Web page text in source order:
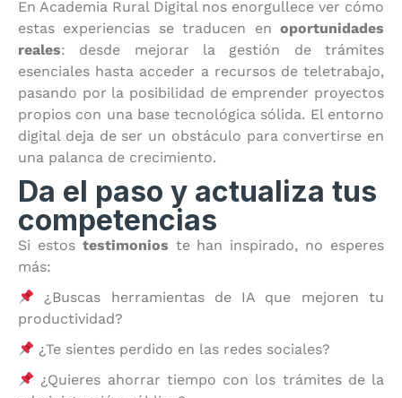
En Academia Rural Digital nos enorgullece ver cómo
estas experiencias se traducen en oportunidades
reales: desde mejorar la gestión de trámites
esenciales hasta acceder a recursos de teletrabajo,
pasando por la posibilidad de emprender proyectos
propios con una base tecnológica sólida. El entorno
digital deja de ser un obstáculo para convertirse en
una palanca de crecimiento.
Da el paso y actualiza tus
competencias
Si estos testimonios te han inspirado, no esperes
más:
¿Buscas herramientas de IA que mejoren tu
productividad?
¿Te sientes perdido en las redes sociales?
¿Quieres ahorrar tiempo con los trámites de la